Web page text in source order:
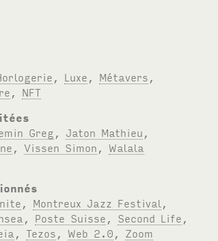
, Luxe , Métavers ,
, NFT
Greg, Jaton Mathieu ,
,Vissen Simon ,Walala
, Montreux Jazz Festival ,
, Poste Suisse , Second Life ,
,Tezos ,Web 2.0 , Zoom